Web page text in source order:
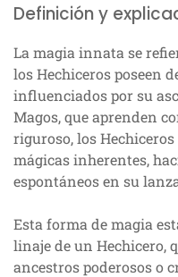
Definición y
La magia innata se
los Hechiceros poseen
influenciados por su
Magos, que aprenden
riguroso, los
mágicas inherentes,
espontáneos en su
Esta forma de magia
linaje de un Hechicero,
ancestros poderosos o